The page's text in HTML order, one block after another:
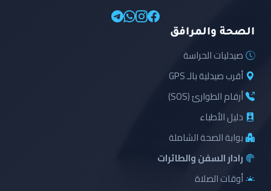
الصحة والمرافق
صيدليات الحراسة
أقرب صيدلية بالـ GPS
أرقام الطوارئ (SOS)
دليل الأطباء
بوابة الصحة الشاملة
رادار السفن والطائرات
أوقات الصلاة